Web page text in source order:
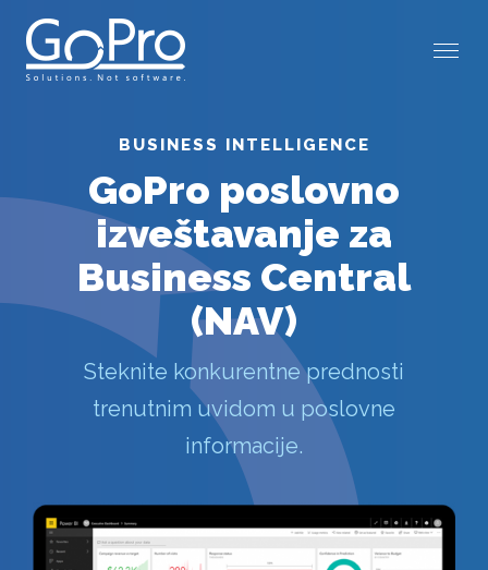
BUSINESS INTELLIGENCE
GoPro poslovno
izveštavanje za
Business Central
(NAV)
Steknite konkurentne prednosti
trenutnim uvidom u poslovne
informacije.